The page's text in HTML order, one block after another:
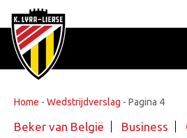
Home - Wedstrijdverslag - Pagina 4
Beker van België Business